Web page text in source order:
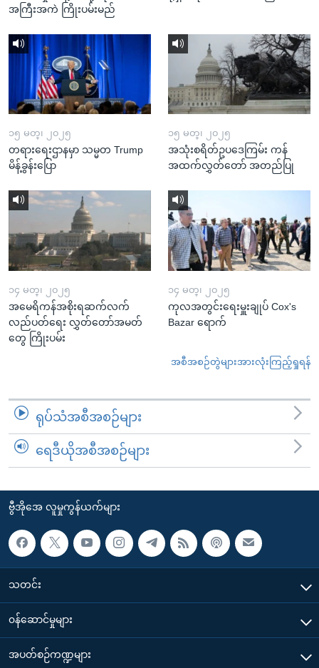
အကြီးအကဲ ကြိုးပမ်းမည်
၁၅ မတ္၊ ၂၀၂၅
တရားရေးဌာနမှာ သမ္မတ Trump
မိန့်ခွန်းပြော
၁၅ မတ္၊ ၂၀၂၅
အသုံးစရိတ်ဥပဒေကြမ်း ကန်
အထက်လွှတ်တော် အတည်ပြု
၁၄ မတ္၊ ၂၀၂၅
အမေရိကန်အစိုးရဆက်လက်
လည်ပတ်ရေး လွှတ်တော်အမတ်
တွေ ကြိုးပမ်း
၁၄ မတ္၊ ၂၀၂၅
ကုလအတွင်းရေးမှူးချုပ် Cox's
Bazar ရောက်
အစီအစဉ်တွဲများအားလုံးကြည့်ရှုရန်
ရုပ်သံအစီအစဉ်များ
ရေဒီယိုအစီအစဉ်များ
ဗွီအိုအေ လူမှုကွန်ယက်များ
သတင်း
၀န်ဆောင်မှုများ
အပတ်စဉ်ကဏ္ဍများ